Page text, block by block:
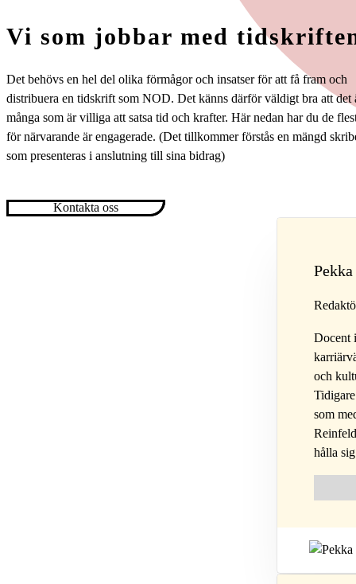
Vi som jobbar med
Det behövs en hel del olika förmågor och insatser för att få fram och
distribuera en tidskrift som NOD. Det känns därför väldigt bra att det
många som är villiga att satsa tid och krafter. Här nedan har du de
för närvarande är engagerade. (Det tillkommer förstås en mängd
som presenteras i anslutning till sina bidrag)
Kontakta oss
Docent
och
som
hålla